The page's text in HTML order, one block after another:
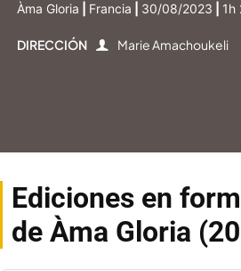
Àma Gloria Francia 30/08/2023 1h
DIRECCIÓN Marie Amachoukeli
Ediciones en
de Àma Gloria